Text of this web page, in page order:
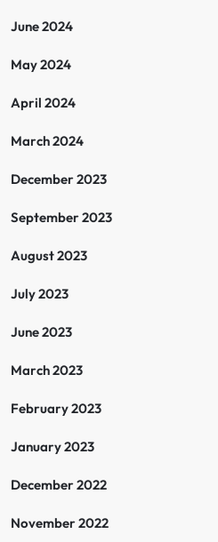
June 2024
May 2024
April 2024
March 2024
December 2023
September 2023
August 2023
July 2023
June 2023
March 2023
February 2023
January 2023
December 2022
November 2022